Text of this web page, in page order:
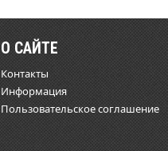
О САЙТЕ
Контакты
Информация
Пользовательское соглашение